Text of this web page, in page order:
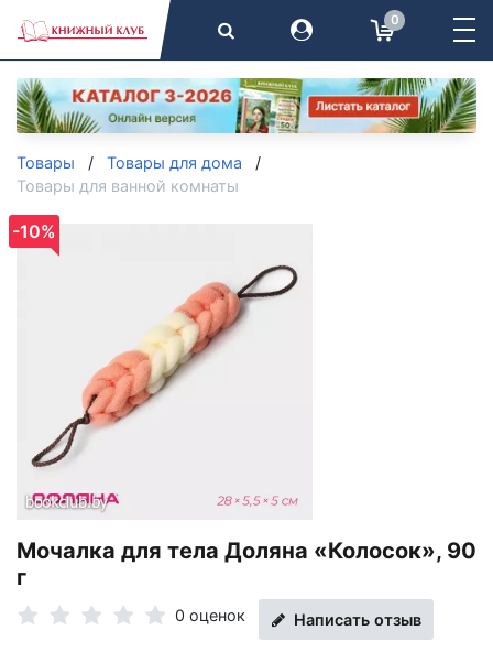
0
Товары
Товары для дома
Товары для ванной комнаты
-10%
Мочалка для тела Доляна «Колосок», 90
г
0 оценок Написать отзыв